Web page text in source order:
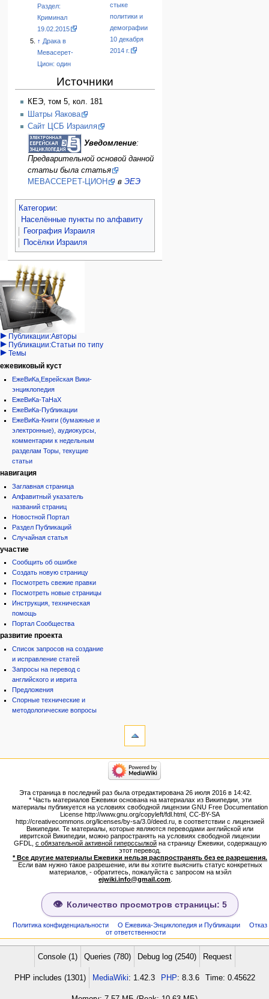
Раздел:
Криминал
19.02.2015
↑ Драка в
Мевасерет-
Цион: один
стыке
политики и
демографии
10 декабря
2014 г.
Источники
КЕЭ, том 5, кол. 181
Шатры Яакова
Сайт ЦСБ Израиля
Уведомление:
Предварительной основой данной
статьи была статья
МЕВАССЕРЕТ-ЦИОН
в ЭЕЭ
Категории:
Населённые пункты по алфавиту
География Израиля
Посёлки Израиля
Навигация
персональные инструменты
войти
запрос
учётной
записи
категории
Израиль:Страна и
государство
Иудаизм
Народ
Проекты
Проекты/Участники/
дополнения
Публикации:Авторы
Публикации:Статьи по типу
Темы
ежевиковый куст
ЕжеВиКа,Еврейская Вики-
энциклопедия
ЕжеВиКа-ТаНаХ
ЕжеВиКа-Публикации
ЕжеВиКа-Книги (бумажные и
электронные), аудиокурсы,
комментарии к недельным
разделам Торы, текущие
статьи
навигация
Заглавная страница
Алфавитный указатель
названий страниц
Новостной Портал
Раздел Публикаций
Случайная статья
участие
Сообщить об ошибке
Создать новую страницу
Посмотреть свежие правки
Посмотреть новые страницы
Инструкция, техническая
помощь
Портал Сообщества
развитие проекта
Список запросов на создание
и исправление статей
Запросы на перевод с
английского и иврита
Предложения
Спорные технические и
методологические вопросы
Версия
для
Постоянная
ссылка
Сведения
о странице
категории
Народ
Проекты
Проекты/Участники/
дополнения
Публикации:Авторы
Публикации:Статьи по типу
Темы
ежевиковый куст
ЕжеВиКа,Еврейская Вики-
ЕжеВиКа-ТаНаХ
ЕжеВиКа-Публикации
ЕжеВиКа-Книги (бумажные и
электронные), аудиокурсы,
навигация
Заглавная страница
Эта страница в последний раз была отредактирована 26 июля 2016 в 14:42.
* Часть материалов Ежевики основана на материалах из Википедии, эти
материалы публикуется на условиях свободной лицензии GNU Free Documentation
License http://www.gnu.org/copyleft/fdl.html, CC-BY-SA
http://creativecommons.org/licenses/by-sa/3.0/deed.ru, в соответствии с лицензией
Википедии. Те материалы, которые являются переводами английской или
ивритской Википедии, можно рапространять на условиях свободной лицензии
GFDL, с обязательной активной гиперссылкойна страницу Ежевики, содержащую
этот перевод.
* Все другие материалы Ежевики нельзя распространять без ее разрешения.
Если вам нужно такое разрешение, или вы хотите выяснить статус конкретных
материалов, - обратитесь, пожалуйста с запросом на мэйл
ejwiki.info@gmail.com
Количество просмотров страницы: 5
Политика конфиденциальности О Ежевика-Энциклопедия и Публикации
Отказ
от ответственности
Console (1) Queries (780) Debug log (2540) Request
PHP includes (1301) MediaWiki: 1.42.3 PHP: 8.3.6 Time: 0.45622